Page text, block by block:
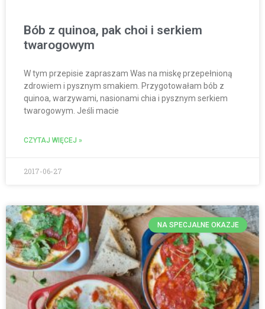
Bób z quinoa, pak choi i serkiem
twarogowym
W tym przepisie zapraszam Was na miskę przepełnioną
zdrowiem i pysznym smakiem. Przygotowałam bób z
quinoa, warzywami, nasionami chia i pysznym serkiem
twarogowym. Jeśli macie
CZYTAJ WIĘCEJ »
2017-06-27
NA SPECJALNE OKAZJE